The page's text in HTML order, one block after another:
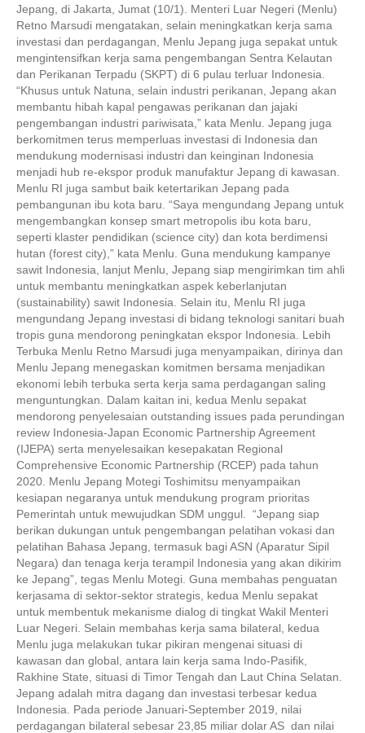
Jepang, di Jakarta, Jumat (10/1). Menteri Luar Negeri (Menlu)
Retno Marsudi mengatakan, selain meningkatkan kerja sama
investasi dan perdagangan, Menlu Jepang juga sepakat untuk
mengintensifkan kerja sama pengembangan Sentra Kelautan
dan Perikanan Terpadu (SKPT) di 6 pulau terluar Indonesia.
“Khusus untuk Natuna, selain industri perikanan, Jepang akan
membantu hibah kapal pengawas perikanan dan jajaki
pengembangan industri pariwisata,” kata Menlu. Jepang juga
berkomitmen terus memperluas investasi di Indonesia dan
mendukung modernisasi industri dan keinginan Indonesia
menjadi hub re-ekspor produk manufaktur Jepang di kawasan.
Menlu RI juga sambut baik ketertarikan Jepang pada
pembangunan ibu kota baru. “Saya mengundang Jepang untuk
mengembangkan konsep smart metropolis ibu kota baru,
seperti klaster pendidikan (science city) dan kota berdimensi
hutan (forest city),” kata Menlu. Guna mendukung kampanye
sawit Indonesia, lanjut Menlu, Jepang siap mengirimkan tim ahli
untuk membantu meningkatkan aspek keberlanjutan
(sustainability) sawit Indonesia. Selain itu, Menlu RI juga
mengundang Jepang investasi di bidang teknologi sanitari buah
tropis guna mendorong peningkatan ekspor Indonesia. Lebih
Terbuka Menlu Retno Marsudi juga menyampaikan, dirinya dan
Menlu Jepang menegaskan komitmen bersama menjadikan
ekonomi lebih terbuka serta kerja sama perdagangan saling
menguntungkan. Dalam kaitan ini, kedua Menlu sepakat
mendorong penyelesaian outstanding issues pada perundingan
review Indonesia-Japan Economic Partnership Agreement
(IJEPA) serta menyelesaikan kesepakatan Regional
Comprehensive Economic Partnership (RCEP) pada tahun
2020. Menlu Jepang Motegi Toshimitsu menyampaikan
kesiapan negaranya untuk mendukung program prioritas
Pemerintah untuk mewujudkan SDM unggul. “Jepang siap
berikan dukungan untuk pengembangan pelatihan vokasi dan
pelatihan Bahasa Jepang, termasuk bagi ASN (Aparatur Sipil
Negara) dan tenaga kerja terampil Indonesia yang akan dikirim
ke Jepang”, tegas Menlu Motegi. Guna membahas penguatan
kerjasama di sektor-sektor strategis, kedua Menlu sepakat
untuk membentuk mekanisme dialog di tingkat Wakil Menteri
Luar Negeri. Selain membahas kerja sama bilateral, kedua
Menlu juga melakukan tukar pikiran mengenai situasi di
kawasan dan global, antara lain kerja sama Indo-Pasifik,
Rakhine State, situasi di Timor Tengah dan Laut China Selatan.
Jepang adalah mitra dagang dan investasi terbesar kedua
Indonesia. Pada periode Januari-September 2019, nilai
perdagangan bilateral sebesar 23,85 miliar dolar AS dan nilai